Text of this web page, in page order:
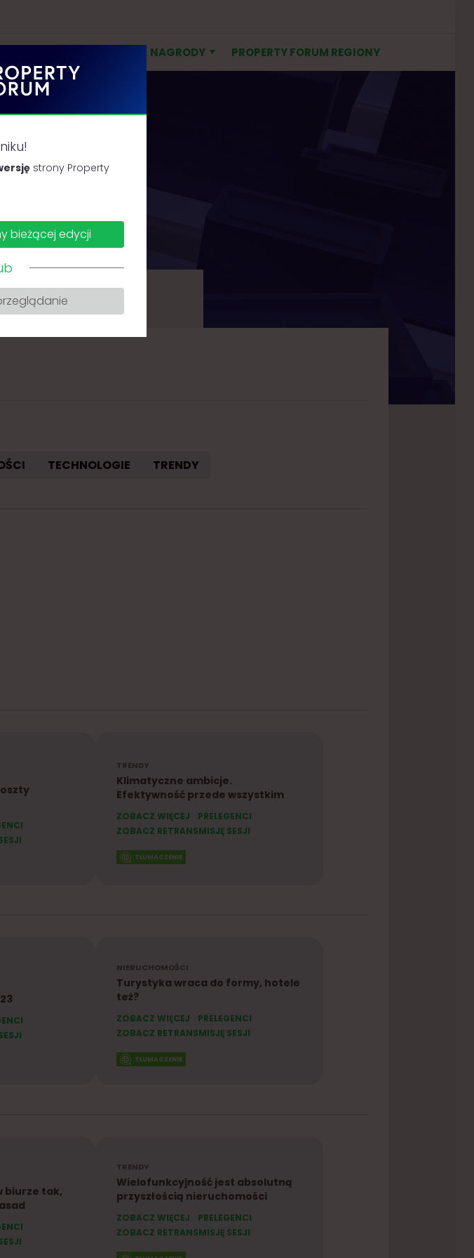
KONKURSY & NAGRODY PROPERTY FORUM REGIONY
DZIEŃ 2
2023.09.19
TECHNOLOGIE TRENDY
TRENDY
Klimatyczne ambicje.
Efektywność przede wszystkim
ZOBACZ WIĘCEJ
PRELEGENCI
ZOBACZ RETRANSMISJĘ SESJI
TŁUMACZENIE
NIERUCHOMOŚCI
Turystyka wraca do formy, hotele
też?
ZOBACZ WIĘCEJ
PRELEGENCI
ZOBACZ RETRANSMISJĘ SESJI
TŁUMACZENIE
biurze tak,
TRENDY
Wielofunkcyjność jest absolutną
przyszłością nieruchomości
ZOBACZ WIĘCEJ
PRELEGENCI
ZOBACZ RETRANSMISJĘ SESJI
strony Property
bieżącej edycji